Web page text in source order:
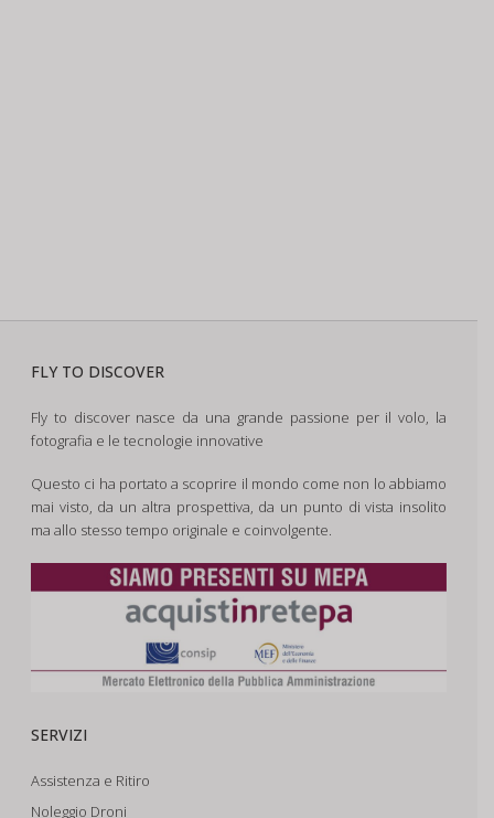
FLY TO DISCOVER
Fly to discover nasce da una grande passione per il volo, la
fotografia e le tecnologie innovative
Questo ci ha portato a scoprire il mondo come non lo abbiamo
mai visto, da un altra prospettiva, da un punto di vista insolito
ma allo stesso tempo originale e coinvolgente.
SERVIZI
Assistenza e Ritiro
Noleggio Droni